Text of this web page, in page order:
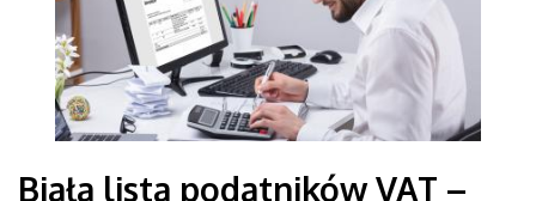
Biała lista podatników VAT –